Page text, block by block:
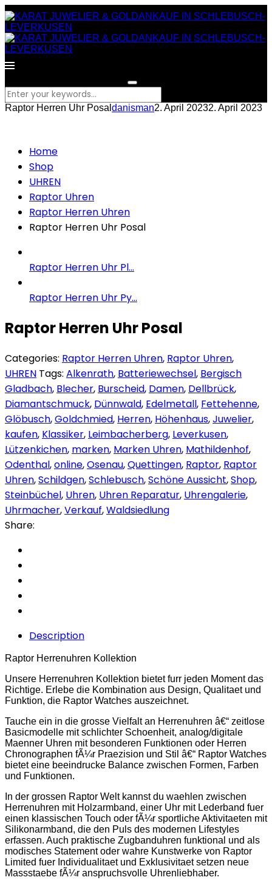
Raptor Herren Uhr Posal danisman2. April 20232. April 2023
Home
Shop
UHREN
Raptor Uhren
Raptor Herren Uhren
Raptor Herren Uhr Posal
Raptor Herren Uhr Pl...
Raptor Herren Uhr Py...
Raptor Herren Uhr Posal
Categories: Raptor Herren Uhren, Raptor Uhren,
UHREN Tags: Alkenrath, Batteriewechsel, Bergisch
Gladbach, Blecher, Burscheid, Damen, Dellbrück,
Diamantschmuck, Dünnwald, Edelmetall, Fettehenne,
Glöbusch,Goldchmied, Herren, Höhenhaus,Juwelier,
kaufen, Klassiker, Leimbacherberg, Leverkusen,
Lützenkichen, marken, Marken Uhren, Mathildenhof,
Odenthal,online,Osenau,Quettingen, Raptor, Raptor
Uhren,Schildgen,Schlebusch,Schöne Aussicht,Shop,
Steinbüchel, Uhren, Uhren Reparatur, Uhrengalerie,
Uhrmacher,Verkauf,Waldsiedlung
Share:
Description
Raptor Herrenuhren Kollektion
Unsere Herrenuhren Kollektion bietet furr jeden Moment das
Richtige. Erlebe die Kombination aus Design, Qualitaet und
Funktion, die Raptor Watches auszeichnet.
Tauche ein in die grosse Vielfalt an Herrenuhren â€“ zeitlose
Basicmodelle mit schlichter Schoenheit, analog/digitale
Maenner Uhren mit besonderen Funktionen oder Herren
Chronographen fÃ¼r Praezision und Stil â€“ Raptor Watches
bietet eine beeindrucke Balance zwischen Formen, Farben
und Funktionen.
In der grossen Raptor Welt kannst du waehlen zwischen
Herrenuhren mit Holzarmband, einer Uhr mit Lederband fuer
einen klassischen Touch oder fÃ¼r sportliche Aktivitaeten mit
Silikonarmband, die den Puls des modernen Lifestyles
erfassen. Auch praktische Zugbanduhren funktional und als
modisches Statement oder wahre Kunstwerke von Raptor
Limited fuer Individualitaet und Exklusivitaet setzen neue
Massstaebe fÃ¼r anspruchsvolle Uhrenliebhaber.